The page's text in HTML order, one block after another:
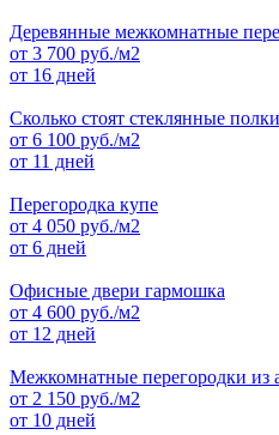
Деревянные межкомнатные
от 3 700 руб./м2
от 16 дней
Сколько стоят стеклянные полки
от 6 100 руб./м2
от 11 дней
Перегородка купе
от 4 050 руб./м2
от 6 дней
Офисные двери гармошка
от 4 600 руб./м2
от 12 дней
Межкомнатные перегородки из
от 2 150 руб./м2
от 10 дней